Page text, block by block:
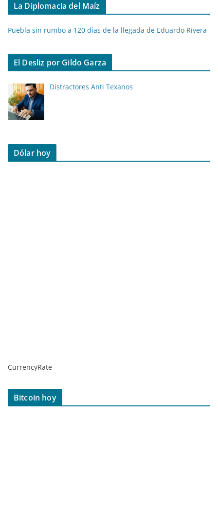
La Diplomacia del Maíz
Puebla sin rumbo a 120 días de la llegada de Eduardo Rivera
El Desliz por Gildo Garza
Distractores Anti Texanos
Dólar hoy
CurrencyRate
Bitcoin hoy